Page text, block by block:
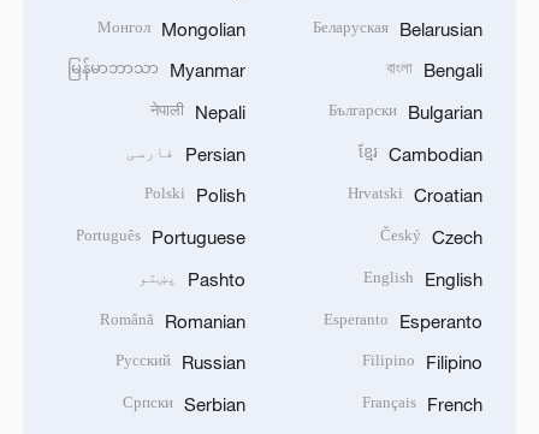
Belarusian
Беларуская
Bengali
বাংলা
Bulgarian
Български
Cambodian
ខ្មែរ
Croatian
Hrvatski
Czech
Český
English
English
Esperanto
Esperanto
Filipino
Filipino
French
Français
Mongolian
Монгол
Myanmar
မြန်မာဘာသာ
Nepali
नेपाली
Persian فارسی
Polish
Polski
Portuguese
Português
Pashto پښتو
Romanian
Română
Russian
Русский
Serbian
Српски